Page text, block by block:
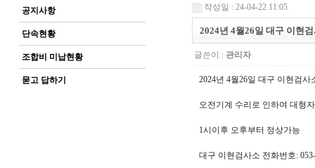
공지사항
단속현황
조합비 미납현황
묻고 답하기
작성일 : 24-04-22 11:05
2024년 4월26일 대구 이현
글쓴이 : 관리자
2024년 4월26일 대구 이현검
오전기계 수리로 인하여 대형
1시이후 오후부터 정상가능
대구 이현검사소 전화번호: